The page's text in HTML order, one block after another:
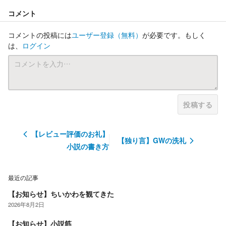
コメント
コメントの投稿にはユーザー登録 （無料） が必要です。もしく
は、 ログイン
投稿する
【レビュー評価のお礼】
小説の書き方
【独り言】GWの洗礼
最近の記事
【お知らせ】ちいかわを観てきた
2026年8月2日
【お知らせ】小説筋